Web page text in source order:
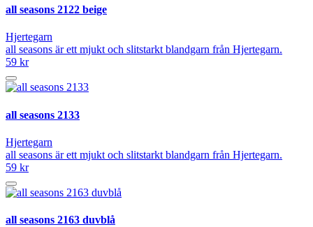
all seasons 2122 beige
Hjertegarn
all seasons är ett mjukt och slitstarkt blandgarn från Hjertegarn.
59 kr
all seasons 2133
Hjertegarn
all seasons är ett mjukt och slitstarkt blandgarn från Hjertegarn.
59 kr
all seasons 2163 duvblå